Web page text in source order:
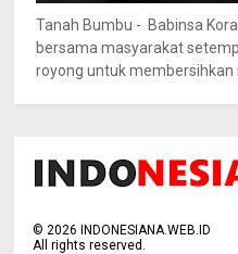
Tanah Bumbu - Babinsa
bersama masyarakat
royong untuk membersihkan
©2026 INDONESIANA.WEB.ID
All rights reserved.